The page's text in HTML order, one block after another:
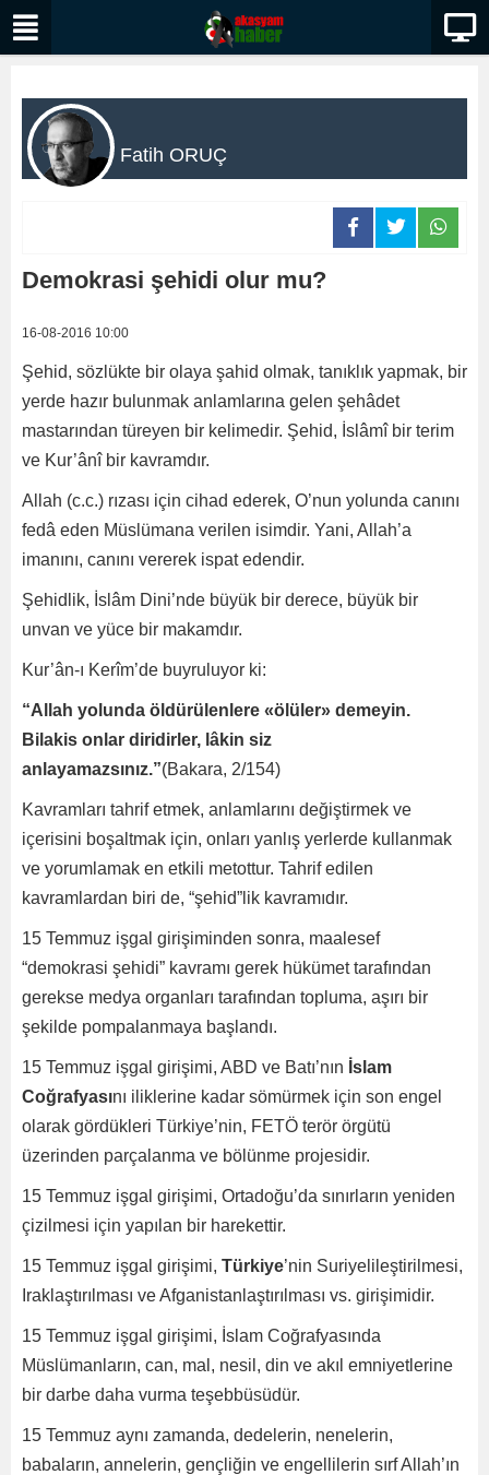
Fatih ORUÇ
Demokrasi şehidi olur mu?
16-08-2016 10:00
Şehid, sözlükte bir olaya şahid olmak, tanıklık yapmak, bir
yerde hazır bulunmak anlamlarına gelen şehâdet
mastarından türeyen bir kelimedir. Şehid, İslâmî bir terim
ve Kur’ânî bir kavramdır.
Allah (c.c.) rızası için cihad ederek, O’nun yolunda canını
fedâ eden Müslümana verilen isimdir. Yani, Allah’a
imanını, canını vererek ispat edendir.
Şehidlik, İslâm Dini’nde büyük bir derece, büyük bir
unvan ve yüce bir makamdır.
Kur’ân-ı Kerîm’de buyruluyor ki:
“Allah yolunda öldürülenlere «ölüler» demeyin.
Bilakis onlar diridirler, lâkin siz
anlayamazsınız.”(Bakara, 2/154)
Kavramları tahrif etmek, anlamlarını değiştirmek ve
içerisini boşaltmak için, onları yanlış yerlerde kullanmak
ve yorumlamak en etkili metottur. Tahrif edilen
kavramlardan biri de, “şehid”lik kavramıdır.
15 Temmuz işgal girişiminden sonra, maalesef
“demokrasi şehidi” kavramı gerek hükümet tarafından
gerekse medya organları tarafından topluma, aşırı bir
şekilde pompalanmaya başlandı.
15 Temmuz işgal girişimi, ABD ve Batı’nın İslam
Coğrafyasını iliklerine kadar sömürmek için son engel
olarak gördükleri Türkiye’nin, FETÖ terör örgütü
üzerinden parçalanma ve bölünme projesidir.
15 Temmuz işgal girişimi, Ortadoğu’da sınırların yeniden
çizilmesi için yapılan bir harekettir.
15 Temmuz işgal girişimi, Türkiye’nin Suriyelileştirilmesi,
Iraklaştırılması ve Afganistanlaştırılması vs. girişimidir.
15 Temmuz işgal girişimi, İslam Coğrafyasında
Müslümanların, can, mal, nesil, din ve akıl emniyetlerine
bir darbe daha vurma teşebbüsüdür.
15 Temmuz aynı zamanda, dedelerin, nenelerin,
babaların, annelerin, gençliğin ve engellilerin sırf Allah’ın